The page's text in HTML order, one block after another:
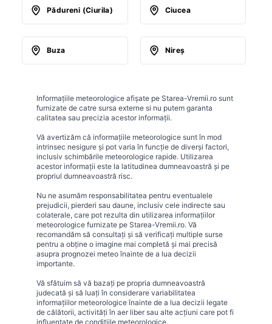
Pădureni (Ciurila) Ciucea
Buza Nireş
Informațiile meteorologice afișate pe Starea-Vremii.ro sunt
furnizate de catre sursa externe si nu putem garanta
calitatea sau precizia acestor informații.
Vă avertizăm că informațiile meteorologice sunt în mod
intrinsec nesigure și pot varia în funcție de diverși factori,
inclusiv schimbările meteorologice rapide. Utilizarea
acestor informații este la latitudinea dumneavoastră și pe
propriul dumneavoastră risc.
Nu ne asumăm responsabilitatea pentru eventualele
prejudicii, pierderi sau daune, inclusiv cele indirecte sau
colaterale, care pot rezulta din utilizarea informațiilor
meteorologice furnizate pe Starea-Vremii.ro. Vă
recomandăm să consultați și să verificați multiple surse
pentru a obține o imagine mai completă și mai precisă
asupra prognozei meteo înainte de a lua decizii
importante.
Vă sfătuim să vă bazați pe propria dumneavoastră
judecată și să luați în considerare variabilitatea
informațiilor meteorologice înainte de a lua decizii legate
de călătorii, activități în aer liber sau alte acțiuni care pot fi
influențate de condițiile meteorologice.